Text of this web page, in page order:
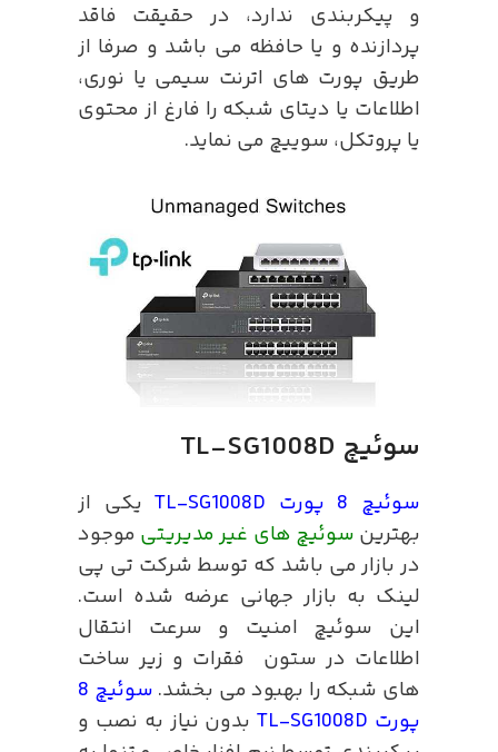
و پیکربندی ندارد، در حقیقت فاقد
پردازنده و یا حافظه می باشد و صرفا از
طریق پورت های اترنت سیمی یا نوری،
اطلاعات یا دیتای شبکه را فارغ از محتوی
یا پروتکل، سوییچ می نماید.
سوئیچ TL-SG1008D
سوئیچ 8 پورت TL-SG1008D
یکی از
بهترین سوئیچ های غیر مدیریتی موجود
در بازار می باشد که توسط شرکت تی پی
لینک به بازار جهانی عرضه شده است.
این سوئیچ امنیت و سرعت انتقال
اطلاعات در ستون فقرات و زیر ساخت
های شبکه را بهبود می بخشد.
سوئیچ 8
پورت TL-SG1008D
بدون نیاز به نصب و